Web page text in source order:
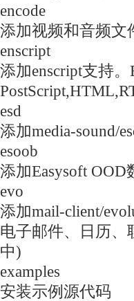
encode
添加视频和音频文
enscript
添加enscript支持
esd
添加media-sound/
esoob
添加Easysoft OOD
evo
添加mail-client/
电子邮件、日历、
中)
examples
安装示例源代码